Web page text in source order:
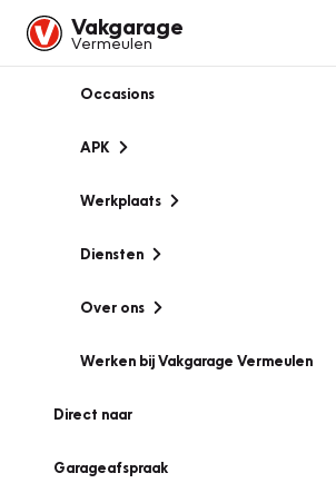
Vakgarage
Vermeulen
Occasions
APK
Werkplaats
Diensten
Over ons
Werken bij Vakgarage Vermeulen
Direct naar
Garageafspraak